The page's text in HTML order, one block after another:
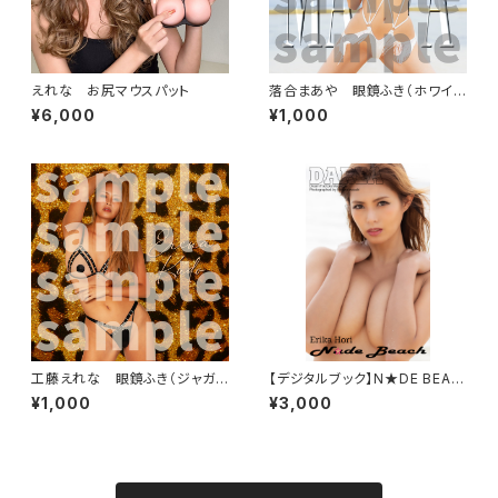
えれな お尻マウスパット
¥6,000
落合まあや 眼鏡ふき（ホワイト
ビーチ）
¥1,000
工藤えれな 眼鏡ふき（ジャガ
ー）
¥1,000
【デジタルブック】N★DE BEAC
H DAREA Dream Factory M
agazine
¥3,000